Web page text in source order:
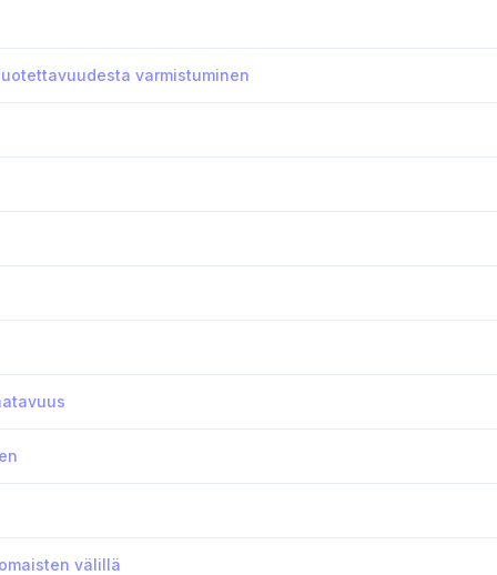
varmistuminen
välillä